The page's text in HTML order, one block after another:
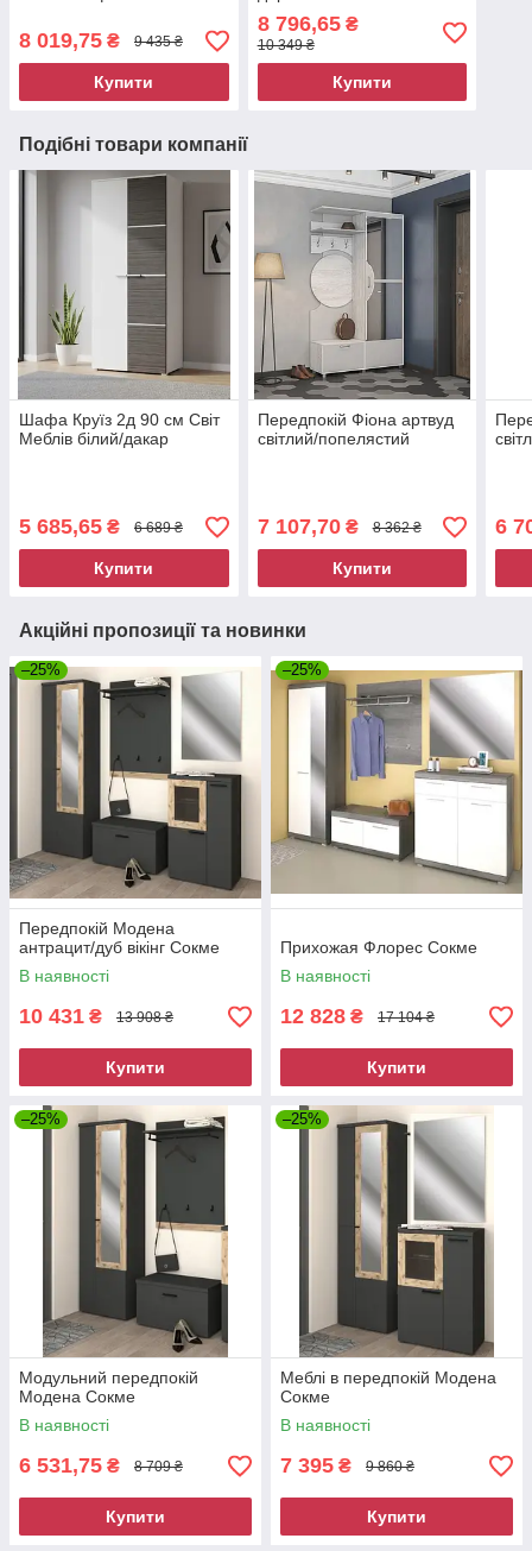
8 019,75 ₴ 9 435 ₴
Купити
8 796,65₴
10 349 ₴
Купити
Подібні товари компанії
Шафа Круїз 2д 90 см Світ
Меблів білий/дакар
5 685,65 ₴ 6 689 ₴
Купити
Передпокій Фіона артвуд
світлий/попелястий
7 107,70₴ 8 362 ₴
Купити
6
Акційні пропозиції та новинки
–25%
Передпокій Модена
антрацит/дуб вікінг Сокме
В наявності
10 431 ₴ 13 908 ₴
Купити
–25%
Прихожая Флорес Сокме
В наявності
12 828 ₴ 17 104 ₴
Купити
–25%
Модульний передпокій
Модена Сокме
В наявності
6 531,75 ₴ 8 709 ₴
Купити
–25%
Меблі в передпокій Модена
Сокме
В наявності
7 395 ₴ 9 860 ₴
Купити